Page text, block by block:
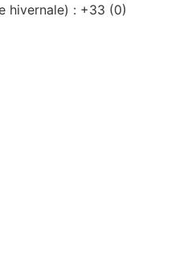
hivernale) : +33 (0)